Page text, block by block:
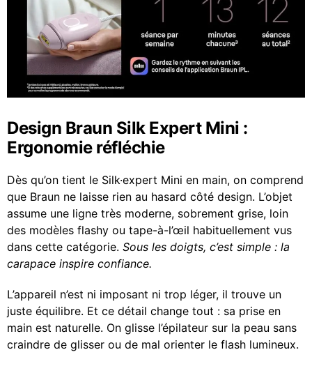
Design Braun Silk Expert Mini :
Ergonomie réfléchie
Dès qu’on tient le Silk·expert Mini en main, on comprend
que Braun ne laisse rien au hasard côté design. L’objet
assume une ligne très moderne, sobrement grise, loin
des modèles flashy ou tape-à-l’œil habituellement vus
dans cette catégorie. Sous les doigts, c’est simple : la
carapace inspire confiance.
L’appareil n’est ni imposant ni trop léger, il trouve un
juste équilibre. Et ce détail change tout : sa prise en
main est naturelle. On glisse l’épilateur sur la peau sans
craindre de glisser ou de mal orienter le flash lumineux.